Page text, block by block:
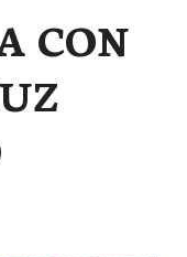
CON